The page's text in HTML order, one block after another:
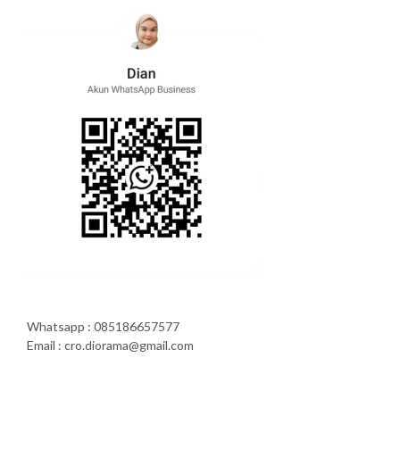
Whatsapp : 085186657577
Email : cro.diorama@gmail.com